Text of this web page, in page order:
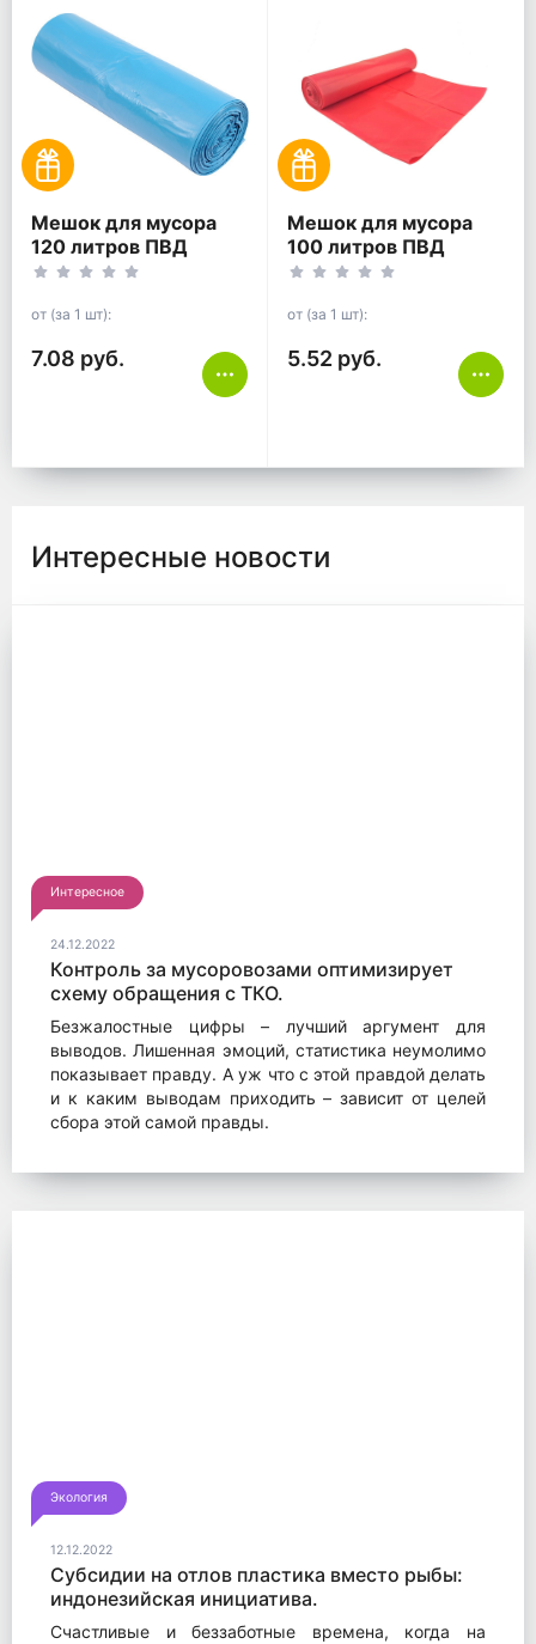
Мешок для мусора
120 литров ПВД
70*110 синий ГОСТ
от (за 1 шт):
7.08 руб.
Мешок для мусора
100 литров ПВД
60*100 красный
от (за 1 шт):
5.52 руб.
Интересные новости
Интересное
24.12.2022
Контроль за мусоровозами оптимизирует
схему обращения с ТКО.
Безжалостные цифры – лучший аргумент для
выводов. Лишенная эмоций, статистика неумолимо
показывает правду. А уж что с этой правдой делать
и к каким выводам приходить – зависит от целей
сбора этой самой правды.
Экология
12.12.2022
Субсидии на отлов пластика вместо рыбы:
индонезийская инициатива.
Счастливые и беззаботные времена, когда на